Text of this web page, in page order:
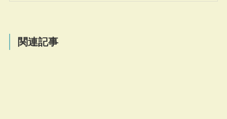
関連記事